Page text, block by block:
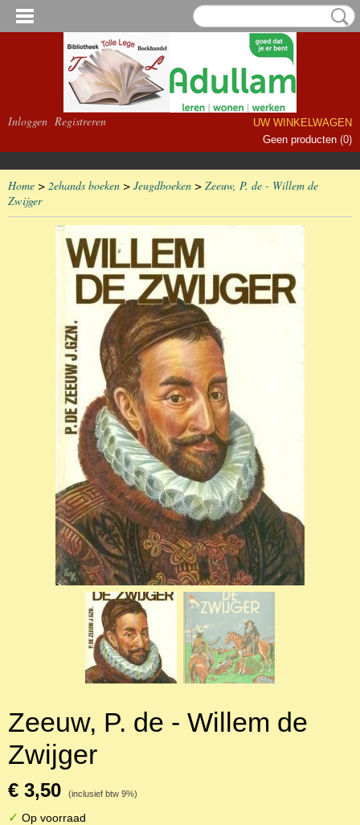
Inloggen Registreren
UW WINKELWAGEN
Geen producten (0)
Home > 2ehands boeken > Jeugdboeken > Zeeuw, P. de - Willem de
Zwijger
Zeeuw, P. de - Willem de
Zwijger
€ 3,50 (inclusief btw 9%)
✓ Op voorraad